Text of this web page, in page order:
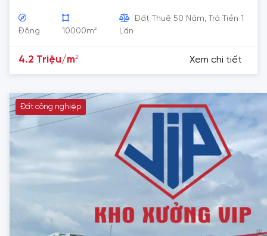
Đông 10000m2
Đất Thuê 50 Năm, Trả Tiền 1
Lần
4.2 Triệu/m2 Xem chi tiết
Đất công nghiệp